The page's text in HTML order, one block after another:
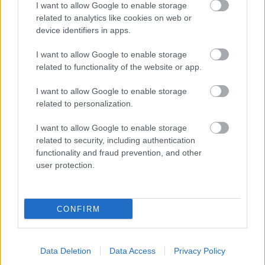
I want to allow Google to enable storage
related to analytics like cookies on web or
device identifiers in apps.
I want to allow Google to enable storage
related to functionality of the website or app.
I want to allow Google to enable storage
related to personalization.
I want to allow Google to enable storage
related to security, including authentication
functionality and fraud prevention, and other
user protection.
CONFIRM
Data Deletion Data Access Privacy Policy
űrprogram halott - Rec.hu
Sokáig hittem, hogy te vagy a minden. Halottakat
könnyű produkálni, tanár úr! Százfele nézek, hogy ne
lássak. Ámbrás kikelet nyomja a szívemet. Egy
kórházi ágyban fekszem, és nincsen semmim, csak
egy új zeném. Sötétségből teremtetett